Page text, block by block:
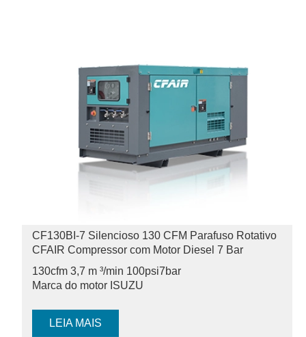
CF130BI-7 Silencioso 130 CFM Parafuso Rotativo
CFAIR Compressor com Motor Diesel 7 Bar
130cfm 3,7 m ³/min 100psi7bar
Marca do motor ISUZU
LEIA MAIS